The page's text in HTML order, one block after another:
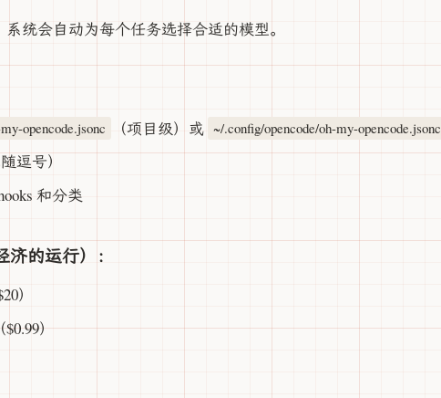
统会自动为每个任务选择合适的模型。
opencode.jsonc （项目级）或 ~/.config/opencode/oh-my-opencode.jsonc
逗号）
和分类
的运行）：
）
$0.99）